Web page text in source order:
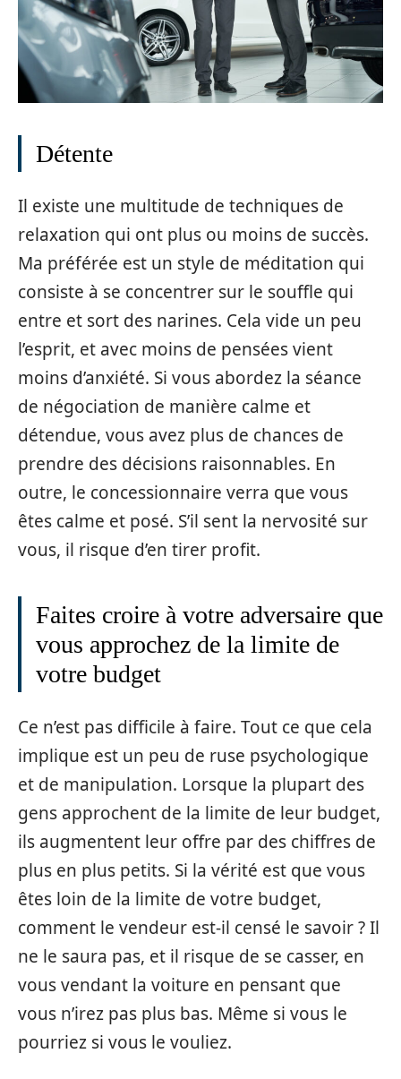
Détente
Il existe une multitude de techniques de
relaxation qui ont plus ou moins de succès.
Ma préférée est un style de méditation qui
consiste à se concentrer sur le souffle qui
entre et sort des narines. Cela vide un peu
l’esprit, et avec moins de pensées vient
moins d’anxiété. Si vous abordez la séance
de négociation de manière calme et
détendue, vous avez plus de chances de
prendre des décisions raisonnables. En
outre, le concessionnaire verra que vous
êtes calme et posé. S’il sent la nervosité sur
vous, il risque d’en tirer profit.
Faites croire à votre adversaire que
vous approchez de la limite de
votre budget
Ce n’est pas difficile à faire. Tout ce que cela
implique est un peu de ruse psychologique
et de manipulation. Lorsque la plupart des
gens approchent de la limite de leur budget,
ils augmentent leur offre par des chiffres de
plus en plus petits. Si la vérité est que vous
êtes loin de la limite de votre budget,
comment le vendeur est-il censé le savoir ? Il
ne le saura pas, et il risque de se casser, en
vous vendant la voiture en pensant que
vous n’irez pas plus bas. Même si vous le
pourriez si vous le vouliez.